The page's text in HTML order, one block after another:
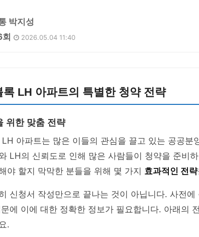
박지성
2026.05.04 11:40
록 LH 아파트의 특별한 청약 전략
위한 맞춤 전략
LH 아파트는 많은 이들의 관심을 끌고 있는 공공분
LH의 신뢰도로 인해 많은 사람들이 청약을 준비
야 할지 막막한 분들을 위해 몇 가지 효과적인 전략
신청서 작성만으로 끝나는 것이 아닙니다. 사전
에 이에 대한 정확한 정보가 필요합니다. 아래의
.